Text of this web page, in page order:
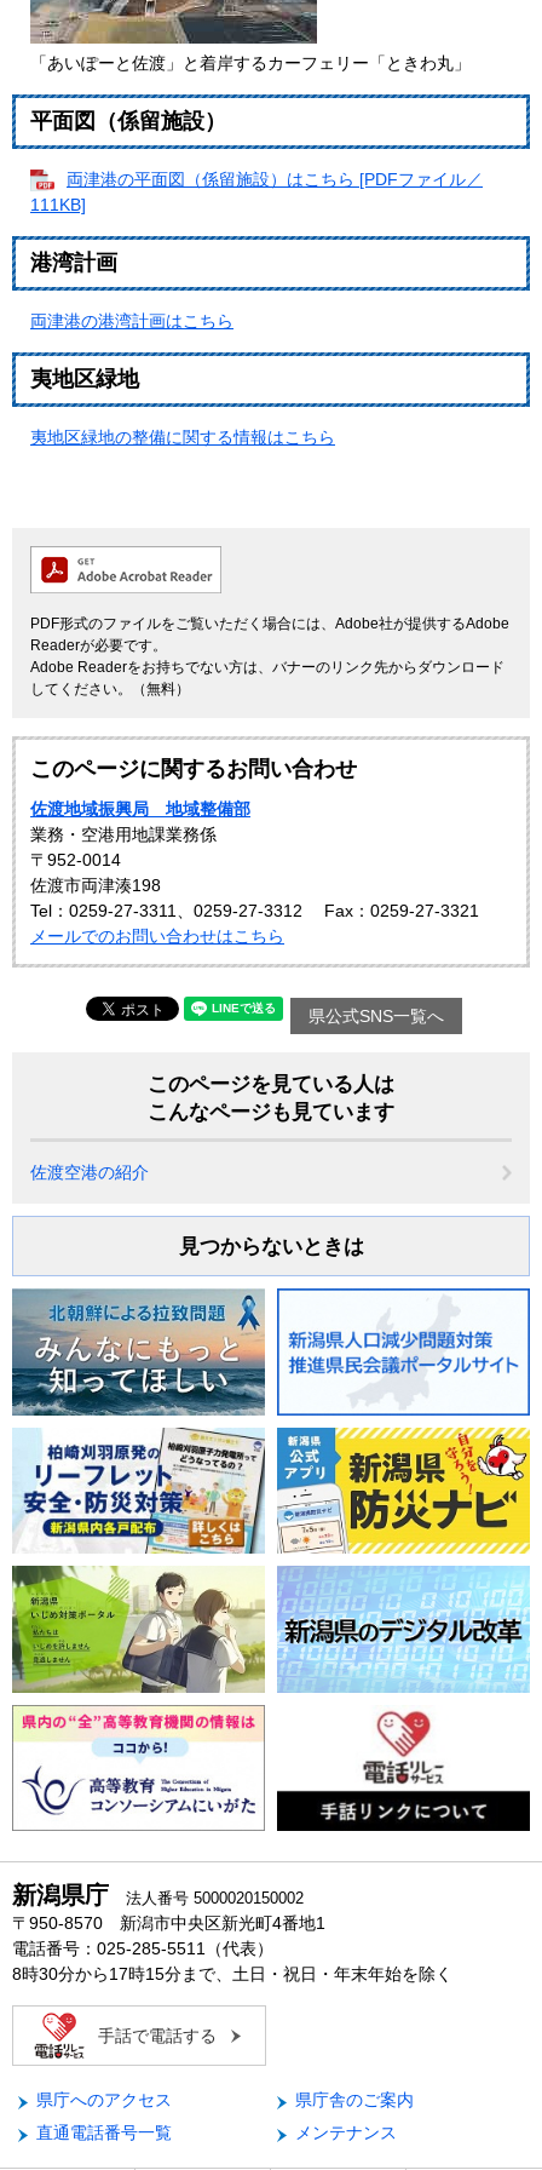
「あいぽーと佐渡」と着岸するカーフェリー「ときわ丸」
平面図（係留施設）
両津港の平面図（係留施設）はこちら [PDFファイル／
111KB]
港湾計画
両津港の港湾計画はこちら
夷地区緑地
夷地区緑地の整備に関する情報はこちら
PDF形式のファイルをご覧いただく場合には、Adobe社が提供するAdobe
Readerが必要です。
Adobe Readerをお持ちでない方は、バナーのリンク先からダウンロード
してください。（無料）
このページに関するお問い合わせ
佐渡地域振興局 地域整備部
業務・空港用地課業務係
〒952-0014
佐渡市両津湊198
Tel：0259-27-3311、0259-27-3312
Fax：0259-27-3321
メールでのお問い合わせはこちら
県公式SNS一覧へ
このページを見ている人は
こんなページも見ています
佐渡空港の紹介
見つからないときは
新潟県庁 法人番号 5000020150002
〒950-8570 新潟市中央区新光町4番地1
電話番号：025-285-5511（代表）
8時30分から17時15分まで、土日・祝日・年末年始を除く
手話で電話する
県庁へのアクセス
県庁舎のご案内
直通電話番号一覧
メンテナンス